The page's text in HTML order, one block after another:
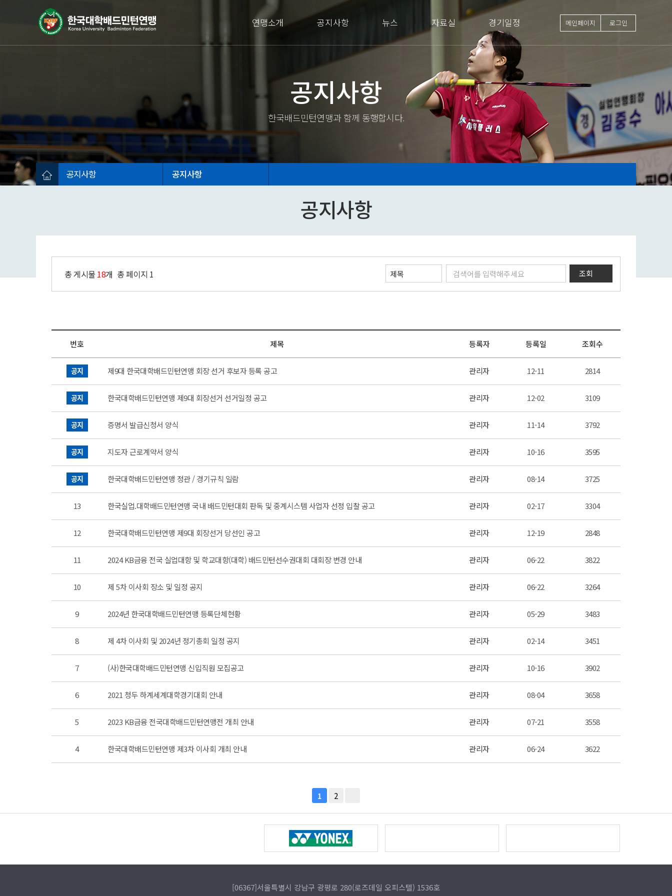
연맹소개 공지사항 뉴스 자료실 경기일정 메인페이지 로그인
공지사항
한국배드민턴연맹과 함께 동행합시다.
공지사항 공지사항
공지사항
총 게시물 18개 총 페이지 1 조회
번호 제목 등록자 등록일 조회수
공지 제9대 한국대학배드민턴연맹 회장 선거 후보자 등록 공고 관리자 12-11 2814
공지 한국대학배드민턴연맹 제9대 회장선거 선거일정 공고 관리자 12-02 3109
공지 증명서 발급신청서 양식 관리자 11-14 3792
공지 지도자 근로계약서 양식 관리자 10-16 3595
공지 한국대학배드민턴연맹 정관 / 경기규칙 일람 관리자 08-14 3725
13 한국실업.대학배드민턴연맹 국내 배드민턴대회 판독 및 중계시스템 사업자 선정 입찰 공고 관리자 02-17 3304
12 한국대학배드민턴연맹 제9대 회장선거 당선인 공고 관리자 12-19 2848
11 2024 KB금융 전국 실업대항 및 학교대항(대학) 배드민턴선수권대회 대회장 변경 안내 관리자 06-22 3822
10 제 5차 이사회 장소 및 일정 공지 관리자 06-22 3264
9 2024년 한국대학배드민턴연맹 등록단체현황 관리자 05-29 3483
8 제 4차 이사회 및 2024년 정기총회 일정 공지 관리자 02-14 3451
7 (사)한국대학배드민턴연맹 신입직원 모집공고 관리자 10-16 3902
6 2021 청두 하계세계대학경기대회 안내 관리자 08-04 3658
5 2023 KB금융 전국대학배드민턴연맹전 개최 안내 관리자 07-21 3558
4 한국대학배드민턴연맹 제3차 이사회 개최 안내 관리자 06-24 3622
1 2
[06367]서울특별시 강남구 광평로 280(로즈데일 오피스텔) 1536호